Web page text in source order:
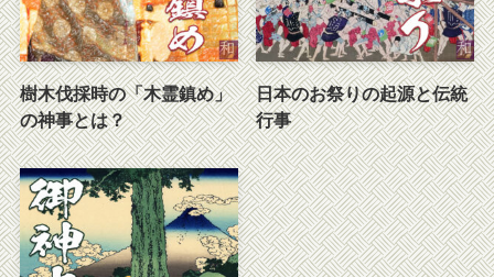
樹木伐採時の「木霊鎮め」
の神事とは？
日本のお祭りの起源と伝統
行事